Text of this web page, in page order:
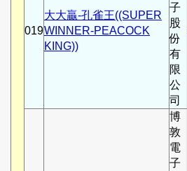
019
大大贏-孔雀王((SUPER
WINNER-PEACOCK
KING))
子
股
份
有
限
公
司
博
敦
電
子